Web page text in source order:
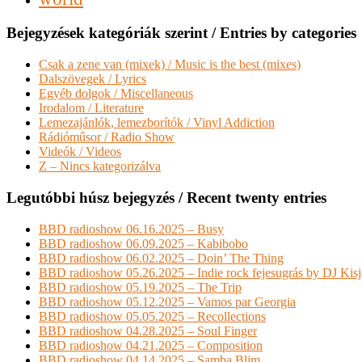
Bejegyzések kategóriák szerint / Entries by categories
Csak a zene van (mixek) / Music is the best (mixes)
Dalszövegek / Lyrics
Egyéb dolgok / Miscellaneous
Irodalom / Literature
Lemezajánlók, lemezborítók / Vinyl Addiction
Rádióműsor / Radio Show
Videók / Videos
Z – Nincs kategorizálva
Legutóbbi húsz bejegyzés / Recent twenty entries
BBD radioshow 06.16.2025 – Busy
BBD radioshow 06.09.2025 – Kabibobo
BBD radioshow 06.02.2025 – Doin’ The Thing
BBD radioshow 05.26.2025 – Indie rock fejesugrás by DJ
BBD radioshow 05.19.2025 – The Trip
BBD radioshow 05.12.2025 – Vamos par Georgia
BBD radioshow 05.05.2025 – Recollections
BBD radioshow 04.28.2025 – Soul Finger
BBD radioshow 04.21.2025 – Composition